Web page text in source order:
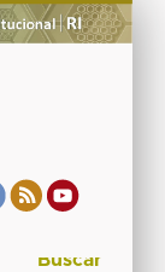
Buscar